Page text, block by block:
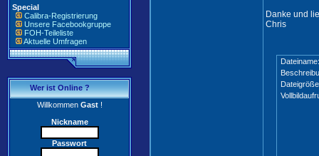
Special
Calibra-Registrierung
Unsere Facebookgruppe
FOH-Teileliste
Aktuelle Umfragen
Wer ist Online ?
WillkommenGast!
Nickname
Passwort
Danke und
Chris
Dateiname: